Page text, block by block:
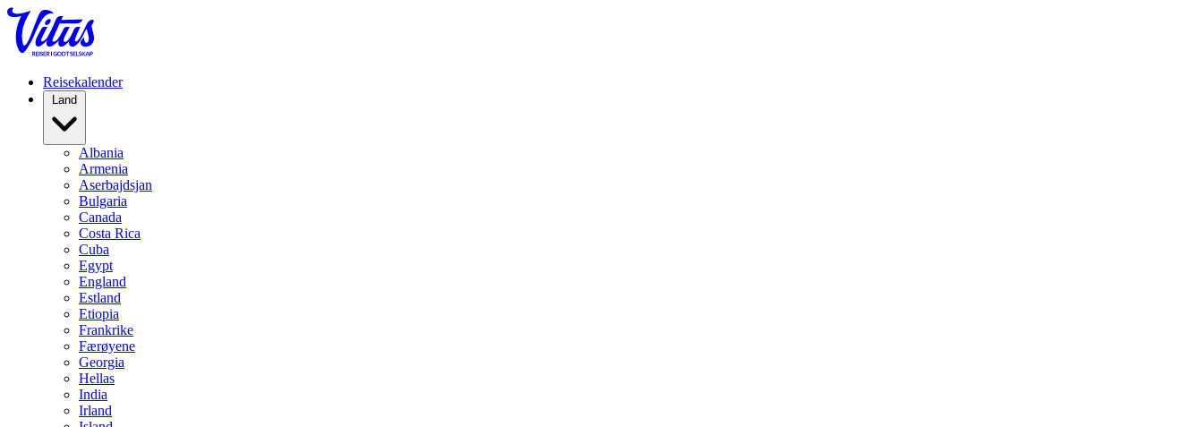
Reisekalender
Albania
Armenia
Aserbajdsjan
Bulgaria
Canada
Costa Rica
Cuba
Egypt
England
Estland
Etiopia
Frankrike
Færøyene
Georgia
Hellas
India
Irland